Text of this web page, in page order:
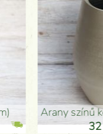
hosszú arany színű
46